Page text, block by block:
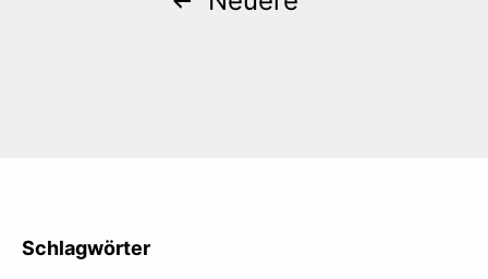
Schlagwörter